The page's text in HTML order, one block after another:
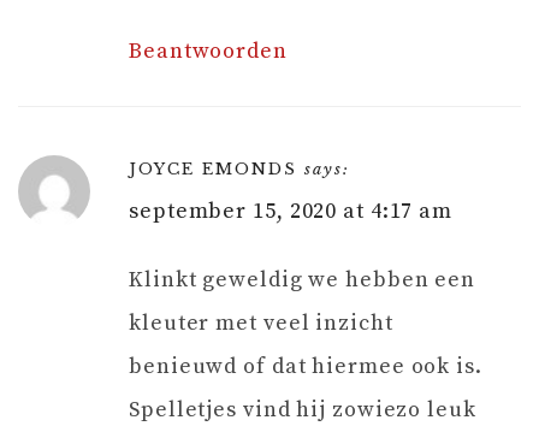
Beantwoorden
JOYCE EMONDS says:
september 15, 2020 at 4:17 am
Klinkt geweldig we hebben een
kleuter met veel inzicht
benieuwd of dat hiermee ook is.
Spelletjes vind hij zowiezo leuk